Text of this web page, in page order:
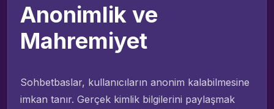
Anonimlik ve
Mahremiyet
Sohbetbaslar, kullanıcıların anonim kalabilmesine
imkan tanır. Gerçek kimlik bilgilerini paylaşmak